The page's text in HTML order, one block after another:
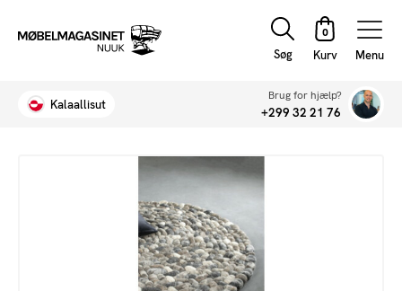
Søg Menu
Kalaallisut
Brug for hjælp?
+299 32 21 76